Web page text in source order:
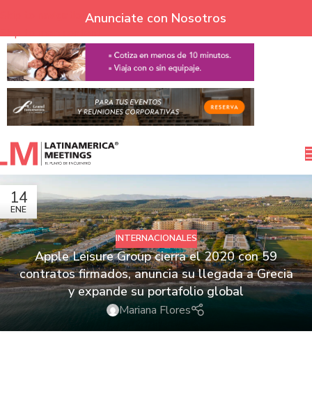
Skip to navigation
Skip to main content
Anunciate con Nosotros
14
ENE
INTERNACIONALES
Apple Leisure Group cierra el 2020 con 59
contratos firmados, anuncia su llegada a Grecia
y expande su portafolio global
Mariana Flores